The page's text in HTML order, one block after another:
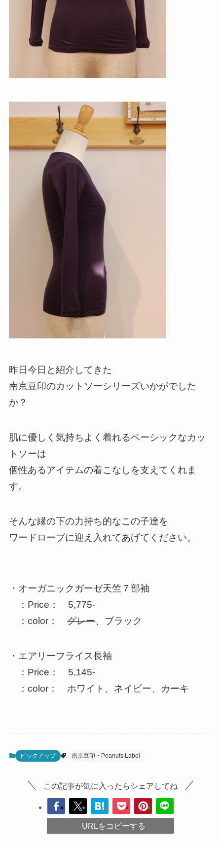
昨日今日と紹介してきた
南京豆印のカットソーシリーズいかがでした
か？
肌に優しく気持ちよく着れるベーシックなカッ
トソーは
個性あるアイテムの着こなしを支えてくれま
す。
そんな縁の下の力持ち的なこの子達を
ワードローブに迎え入れてあげてください。
・オーガニックガーゼ天竺７部袖
：Price： 5,775-
：color： グレー、ブラック
・エアリーフライス長袖
：Price： 5,145-
：color： ホワイト、ネイビー、 カーキ
ピックアップ 南京豆印・Peanuts Label
この記事が気に入ったらシェアしてね
URLをコピーする